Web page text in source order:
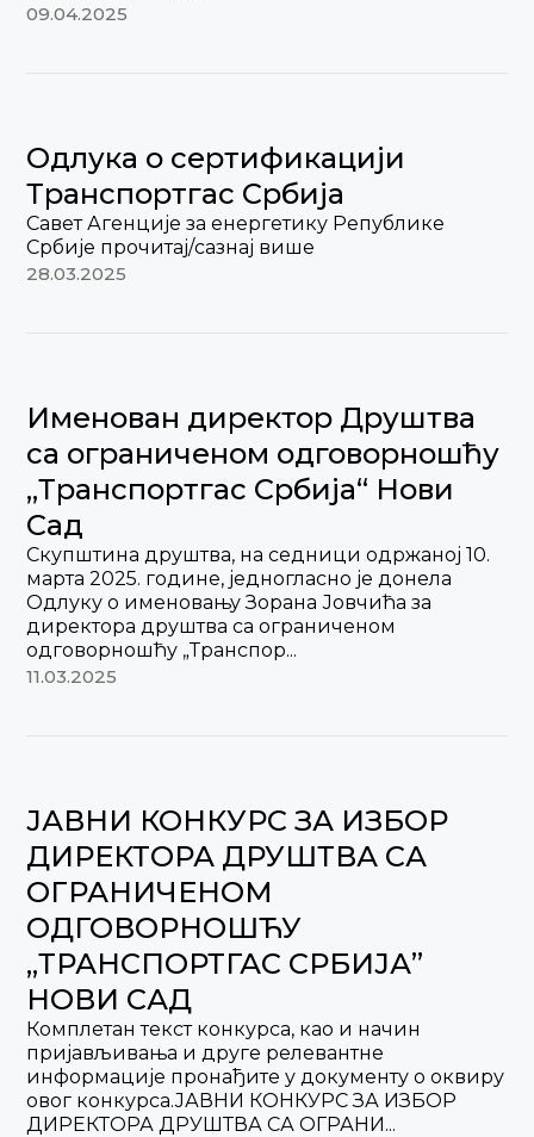
09.04.2025
Одлука о сертификацији
Транспортгас Србија
Савет Агенције за енергетику Републике
Србије прочитај/сазнај више
28.03.2025
Именован директор Друштва
са ограниченом одговорношћу
„Транспортгас Србија“ Нови
Сад
Скупштина друштва, на седници одржаној 10.
марта 2025. године, једногласно је донела
Одлуку о именовању Зорана Јовчића за
директора друштва са ограниченом
одговорношћу „Транспор...
11.03.2025
ЈАВНИ КОНКУРС ЗА ИЗБОР
ДИРЕКТОРА ДРУШТВА СА
ОГРАНИЧЕНОМ
ОДГОВОРНОШЋУ
„ТРАНСПОРТГАС СРБИЈА”
НОВИ САД
Комплетан текст конкурса, као и начин
пријављивања и друге релевантне
информације пронађите у документу о оквиру
овог конкурса.ЈАВНИ КОНКУРС ЗА ИЗБОР
ДИРЕКТОРА ДРУШТВА СА ОГРАНИ...